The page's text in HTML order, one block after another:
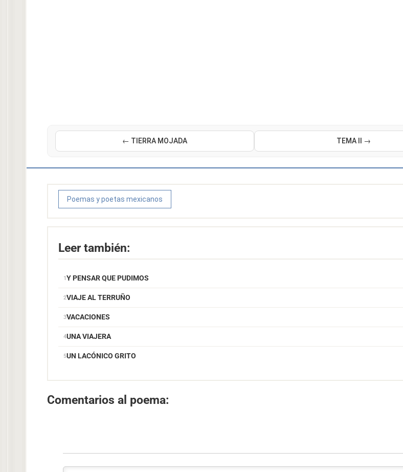
← TIERRA MOJADA TEMA II →
Poemas y poetas mexicanos
Leer también:
Y PENSAR QUE PUDIMOS
VIAJE AL TERRUÑO
VACACIONES
UNA VIAJERA
UN LACÓNICO GRITO
Comentarios al poema: